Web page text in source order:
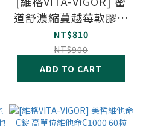
道舒濃縮蔓越莓軟膠囊
60顆
NT$810
NT$900
ADD TO CART